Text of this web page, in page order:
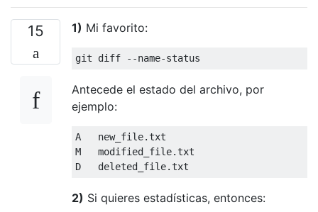
15 1) Mi favorito:
Antecede el estado del archivo, por
ejemplo:
A   new_file.txt
M   modified_file.txt
2) Si quieres estadísticas, entonces: